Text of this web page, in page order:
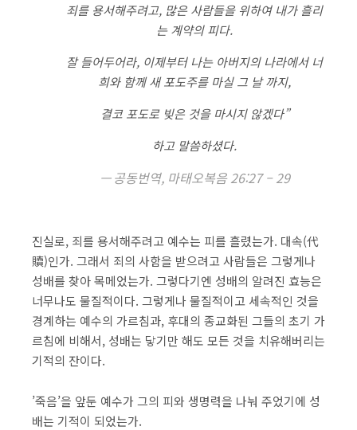
죄를 용서해주려고, 많은 사람들을 위하여 내가 흘리
는 계약의 피다.
잘 들어두어라, 이제부터 나는 아버지의 나라에서 너
희와 함께 새 포도주를 마실 그 날 까지,
결코 포도로 빚은 것을 마시지 않겠다”
하고 말씀하셨다.
공동번역, 마태오복음 26:27 – 29
진실로, 죄를 용서해주려고 예수는 피를 흘렸는가. 대속(代
贖)인가. 그래서 죄의 사함을 받으려고 사람들은 그렇게나
성배를 찾아 목메었는가. 그렇다기엔 성배의 알려진 효능은
너무나도 물질적이다. 그렇게나 물질적이고 세속적인 것을
경계하는 예수의 가르침과, 후대의 종교화된 그들의 초기 가
르침에 비해서, 성배는 닿기만 해도 모든 것을 치유해버리는
기적의 잔이다.
​’죽음’을 앞둔 예수가 그의 피와 생명력을 나눠 주었기에 성
배는 기적이 되었는가.